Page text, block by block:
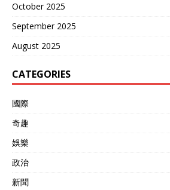
October 2025
September 2025
August 2025
CATEGORIES
國際
奇趣
娛樂
政治
新聞